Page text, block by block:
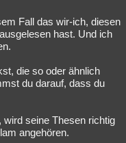
Fall das wir-ich, diesen
hast. Und ich
die so oder ähnlich
du darauf, dass du
wird seine Thesen richtig
angehören.